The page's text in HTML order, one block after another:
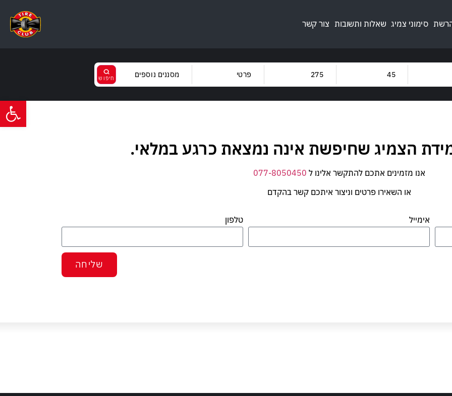
פתח
הרשת סימוני צמיג שאלות ותשובות צור קשר
מסננים נוספים
110
קוד מהירות
הצמיג שחיפשת אינה נמצאת כרגע במלאי.
אנו מזמינים אתכם להתקשר אלינו ל 077-8050450
או השאירו פרטים וניצור איתכם קשר בהקדם
אימייל טלפון
שליחה